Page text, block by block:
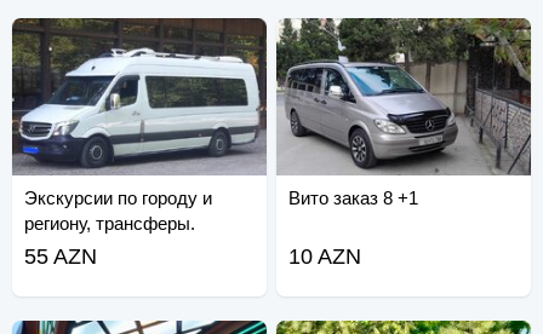
Экскурсии по городу и
региону, трансферы.
Спринтер.
55 AZN
Вито заказ 8 +1
10 AZN